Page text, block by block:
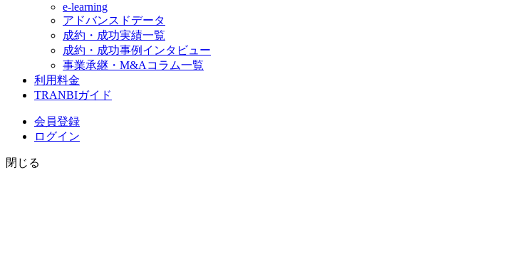
e-learning
アドバンスドデータ
成約・成功実績一覧
成約・成功事例インタビュー
事業承継・M&Aコラム一覧
利用料金
TRANBIガイド
会員登録
ログイン
閉じる